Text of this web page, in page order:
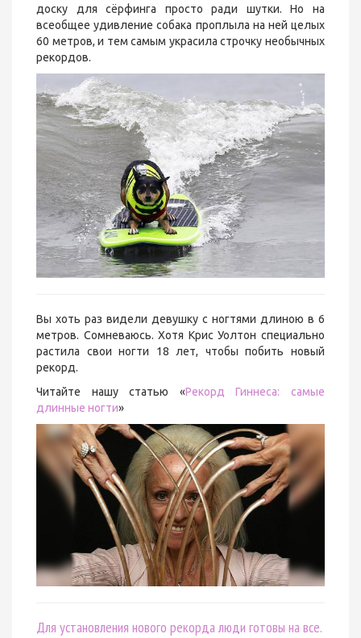
доску для сёрфинга просто ради шутки. Но на
всеобщее удивление собака проплыла на ней целых
60 метров, и тем самым украсила строчку необычных
рекордов.
Вы хоть раз видели девушку с ногтями длиною в 6
метров. Сомневаюсь. Хотя Крис Уолтон специально
растила свои ногти 18 лет, чтобы побить новый
рекорд.
Читайте нашу статью «Рекорд Гиннеса: самые
длинные ногти»
Для установления нового рекорда люди готовы на все.